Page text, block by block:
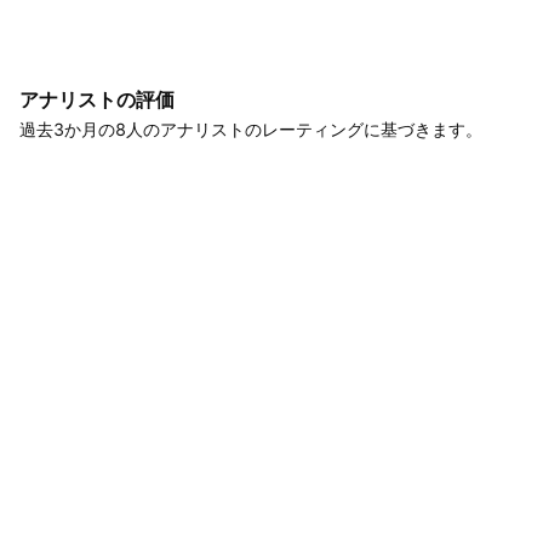
アナリストの評価
過去3か月の8人のアナリストのレーティングに基づきます。